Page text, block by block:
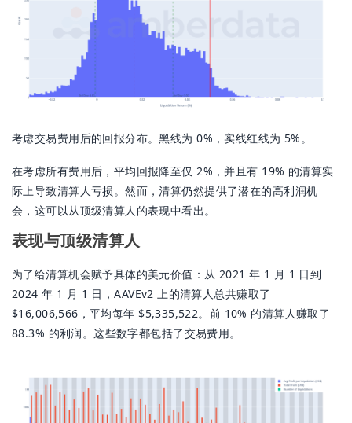
考虑交易费用后的回报分布。黑线为 0%，实线红线为 5%。
在考虑所有费用后，平均回报降至仅 2%，并且有 19% 的清算实
际上导致清算人亏损。然而，清算仍然提供了潜在的高利润机
会，这可以从顶级清算人的表现中看出。
表现与顶级清算人
为了给清算机会赋予具体的美元价值：从 2021 年 1 月 1 日到
2024 年 1 月 1 日，AAVEv2 上的清算人总共赚取了
$16,006,566，平均每年 $5,335,522。前 10% 的清算人赚取了
88.3% 的利润。这些数字都包括了交易费用。